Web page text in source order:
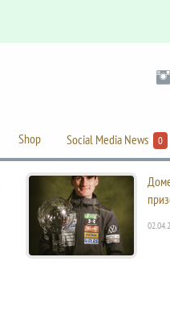
Shop Social Media News 0